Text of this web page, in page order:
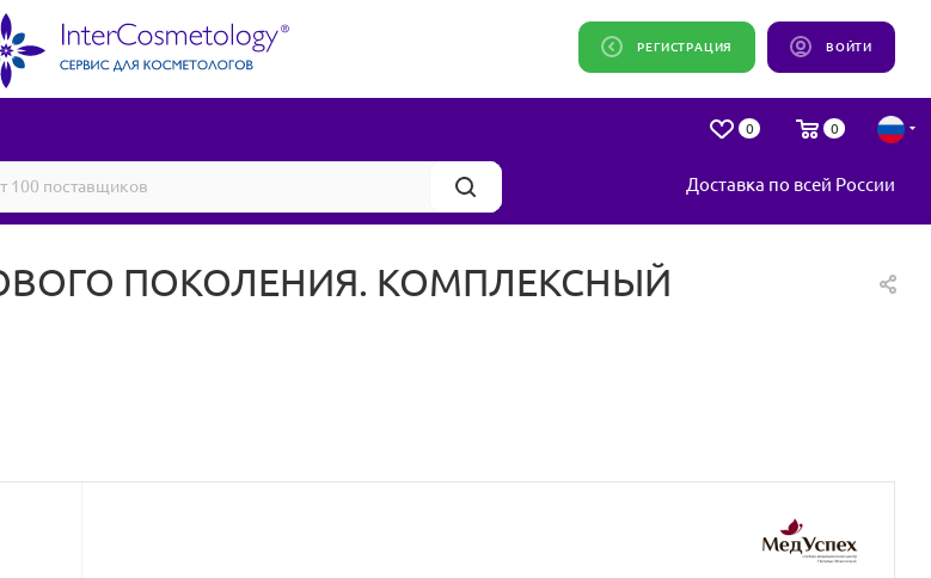
ВОЙТИ
РЕГИСТРАЦИЯ
0 0
Доставка по всей России
ПОКОЛЕНИЯ. КОМПЛЕКСНЫЙ